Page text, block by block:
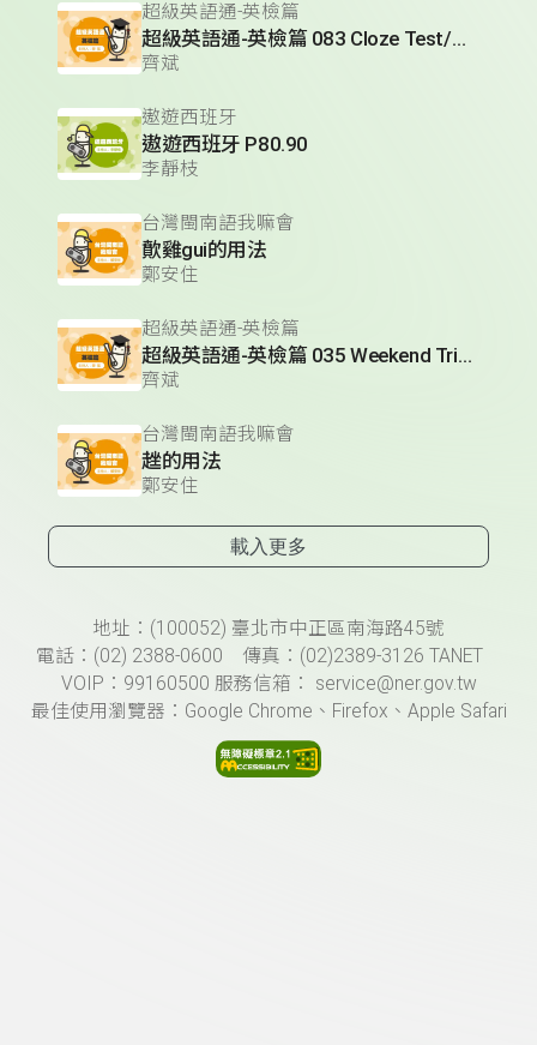
超級英語通-英檢篇
超級英語通-英檢篇 083 Cloze Test/段落填空-13
齊斌
遨遊西班牙
遨遊西班牙 P80.90
李靜枝
台灣閩南語我嘛會
歕雞gui的用法
鄭安住
超級英語通-英檢篇
超級英語通-英檢篇 035 Weekend Trip- 週末旅遊
齊斌
台灣閩南語我嘛會
趖的用法
鄭安住
載入更多
頁尾資訊地址：(100052) 臺北市中正區南海路45號
電話：(02) 2388-0600 傳真：(02)2389-3126 TANET
VOIP：99160500 服務信箱： service@ner.gov.tw
最佳使用瀏覽器：Google Chrome、Firefox、Apple Safari